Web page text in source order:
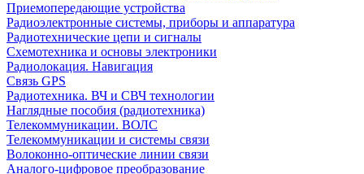
Приемопередающие устройства
Радиоэлектронные системы, приборы и аппаратура
Радиотехнические цепи и сигналы
Схемотехника и основы электроники
Радиолокация. Навигация
Связь GPS
Радиотехника. ВЧ и СВЧ технологии
Наглядные пособия (радиотехника)
Телекоммуникации. ВОЛС
Телекоммуникации и системы связи
Волоконно-оптические линии связи
Аналого-цифровое преобразование